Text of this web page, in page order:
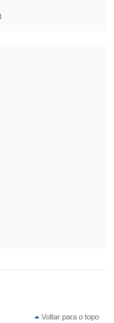
Voltar para o topo